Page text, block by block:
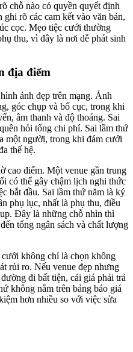
chỗ nào có quyền quyết định
rõ các cam kết vào văn bản,
cọc. Mẹo tiệc cưới thường
thu, vì đây là nơi dễ phát sinh
địa điểm
ảnh đẹp trên mạng. Ảnh
góc chụp và bố cục, trong khi
âm thanh và độ thoáng. Sai
hỏi tổng chi phí. Sai lầm thứ
một người, trong khi đám cưới
thế hệ.
cao điểm. Một venue gần trung
có thể gây chậm lịch nghi thức
bắt đầu. Sai lầm thứ năm là ký
phụ lục, nhất là phụ thu, điều
Đây là những chỗ nhìn thì
tổng ngân sách và chất lượng
không chỉ là chọn không
rủi ro. Nếu venue đẹp nhưng
đi bất tiện, cái giá phải trả
không nằm trên bảng báo giá
hơn nhiều so với việc sửa